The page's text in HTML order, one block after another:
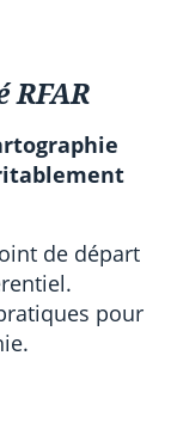
RFAR
de départ
pour